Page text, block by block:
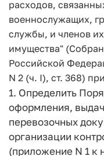
расходов,
военнослужащих,
службы, и членов
имущества"
Российской
N 2 (ч. I), ст. 368)
1. Определить
оформления,
перевозочных
организации
(приложение N 1 к